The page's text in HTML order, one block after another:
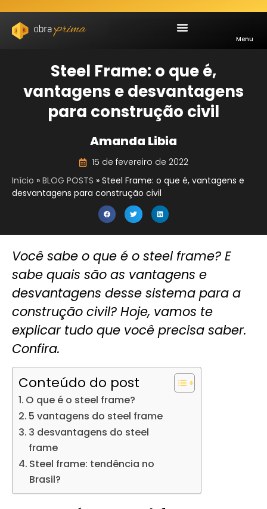
Menu
Steel Frame: o que é,
vantagens e desvantagens
para construção civil
Amanda Libia
15 de fevereiro de 2022
Início » BLOG POSTS » Steel Frame: o que é, vantagens e
desvantagens para construção civil
Você sabe o que é o steel frame? E
sabe quais são as vantagens e
desvantagens desse sistema para a
construção civil? Hoje, vamos te
explicar tudo que você precisa saber.
Confira.
Conteúdo do post
O que é o steel frame?
5 vantagens do steel frame
3 desvantagens do steel
frame
Steel frame: tendência no
Brasil?